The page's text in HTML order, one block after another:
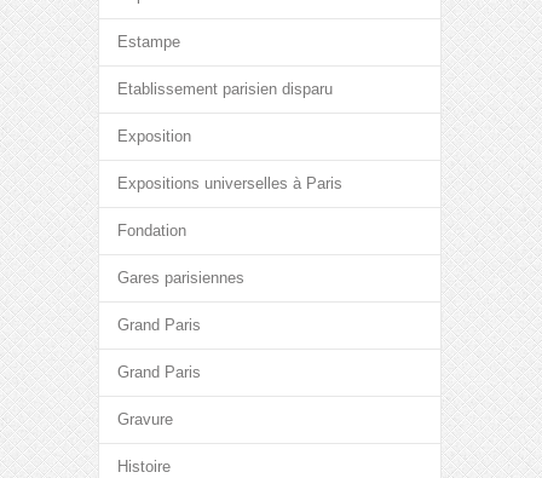
Estampe
Etablissement parisien disparu
Exposition
Expositions universelles à Paris
Fondation
Gares parisiennes
Grand Paris
Grand Paris
Gravure
Histoire